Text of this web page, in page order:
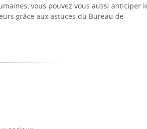
vous pouvez vous aussi anticiper
grâce aux astuces du Bureau de